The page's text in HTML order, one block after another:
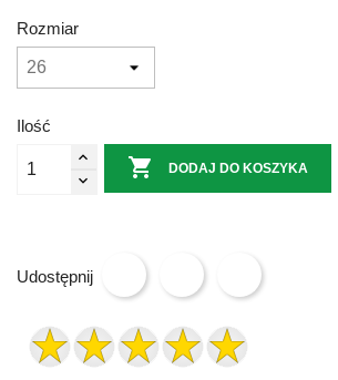
Rozmiar
Ilość
 DODAJ DO KOSZYKA
Udostępnij